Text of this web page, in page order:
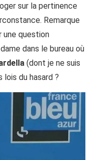
sur la pertinence
Remarque
une question
dans le bureau où
(dont je ne suis
du hasard ?